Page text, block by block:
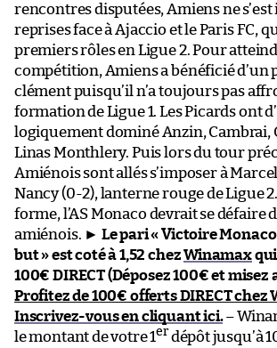
rencontres disputées, Amiens ne s’est
reprises face à Ajaccio et le Paris FC,
premiers rôles en Ligue 2. Pour
compétition, Amiens a bénéficié d’un
clément puisqu’il n’a toujours pas
formation de Ligue 1. Les Picards ont
logiquement dominé Anzin, Cambrai,
Linas Monthlery. Puis lors du tour
Amiénois sont allés s’imposer à
Nancy (0-2), lanterne rouge de Ligue
forme, l’AS Monaco devrait se défaire
amiénois. ► Le pari « Victoire Monaco
but » est coté à 1,52 chezWinamaxqui
100€ DIRECT (Déposez 100€ et misez
Profitez de 100€ offerts DIRECT chez
Inscrivez-vous en cliquant ici.–
le montant de votre 1er dépôt jusqu’à